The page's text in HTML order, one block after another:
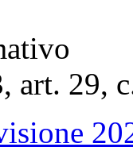
art. 29,